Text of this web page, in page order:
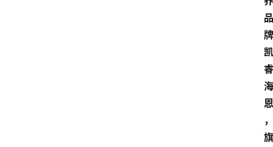
品
牌
凯
睿
海
恩
，
旗